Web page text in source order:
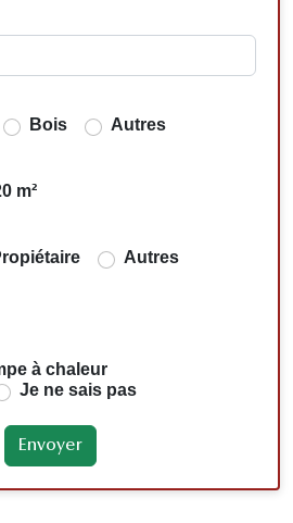
Bois Autres
m²
Autres
à chaleur
Je ne sais pas